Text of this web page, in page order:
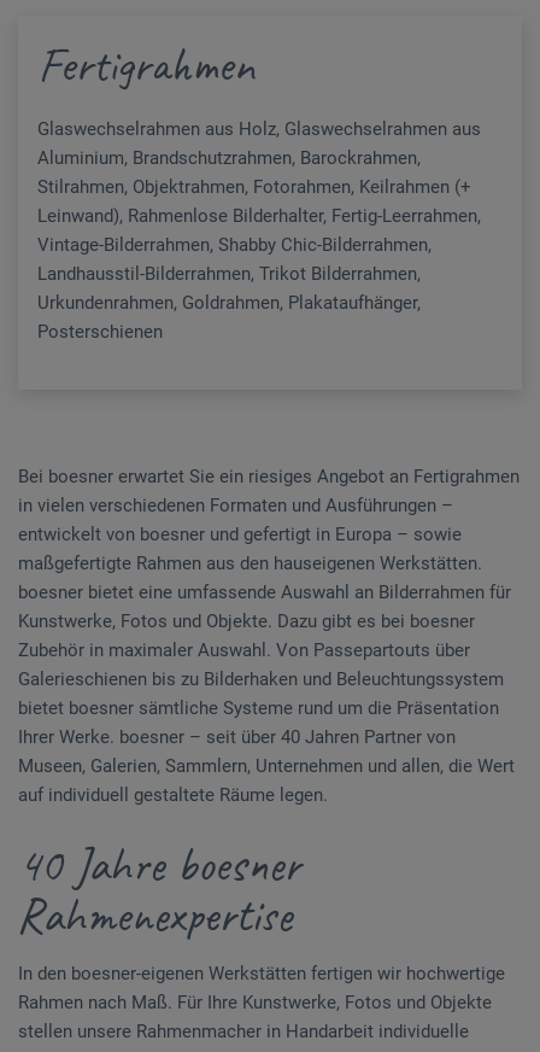
Fertigrahmen
Glaswechselrahmen aus Holz, Glaswechselrahmen aus
Aluminium, Brandschutzrahmen, Barockrahmen,
Stilrahmen, Objektrahmen, Fotorahmen, Keilrahmen (+
Leinwand), Rahmenlose Bilderhalter, Fertig-Leerrahmen,
Vintage-Bilderrahmen, Shabby Chic-Bilderrahmen,
Landhausstil-Bilderrahmen, Trikot Bilderrahmen,
Urkundenrahmen, Goldrahmen, Plakataufhänger,
Posterschienen
Seil- und Hängesysteme
Präsentationsmittel
Flyframe/Schwebende Bildpräsentation
Bei boesner erwartet Sie ein riesiges Angebot an Fertigrahmen
in vielen verschiedenen Formaten und Ausführungen –
entwickelt von boesner und gefertigt in Europa – sowie
maßgefertigte Rahmen aus den hauseigenen Werkstätten.
boesner bietet eine umfassende Auswahl an Bilderrahmen für
Kunstwerke, Fotos und Objekte. Dazu gibt es bei boesner
Zubehör in maximaler Auswahl. Von Passepartouts über
Galerieschienen bis zu Bilderhaken und Beleuchtungssystem
bietet boesner sämtliche Systeme rund um die Präsentation
Ihrer Werke. boesner – seit über 40 Jahren Partner von
Museen, Galerien, Sammlern, Unternehmen und allen, die Wert
auf individuell gestaltete Räume legen.
40 Jahre boesner
Rahmenexpertise
In den boesner-eigenen Werkstätten fertigen wir hochwertige
Rahmen nach Maß. Für Ihre Kunstwerke, Fotos und Objekte
stellen unsere Rahmenmacher in Handarbeit individuelle